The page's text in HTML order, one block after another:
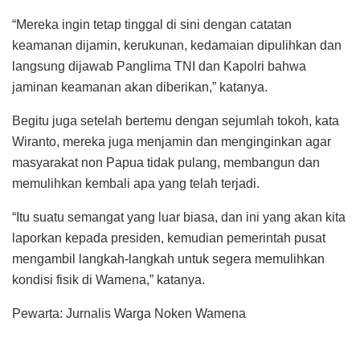
“Mereka ingin tetap tinggal di sini dengan catatan
keamanan dijamin, kerukunan, kedamaian dipulihkan dan
langsung dijawab Panglima TNI dan Kapolri bahwa
jaminan keamanan akan diberikan,” katanya.
Begitu juga setelah bertemu dengan sejumlah tokoh, kata
Wiranto, mereka juga menjamin dan menginginkan agar
masyarakat non Papua tidak pulang, membangun dan
memulihkan kembali apa yang telah terjadi.
“Itu suatu semangat yang luar biasa, dan ini yang akan kita
laporkan kepada presiden, kemudian pemerintah pusat
mengambil langkah-langkah untuk segera memulihkan
kondisi fisik di Wamena,” katanya.
Pewarta: Jurnalis Warga Noken Wamena